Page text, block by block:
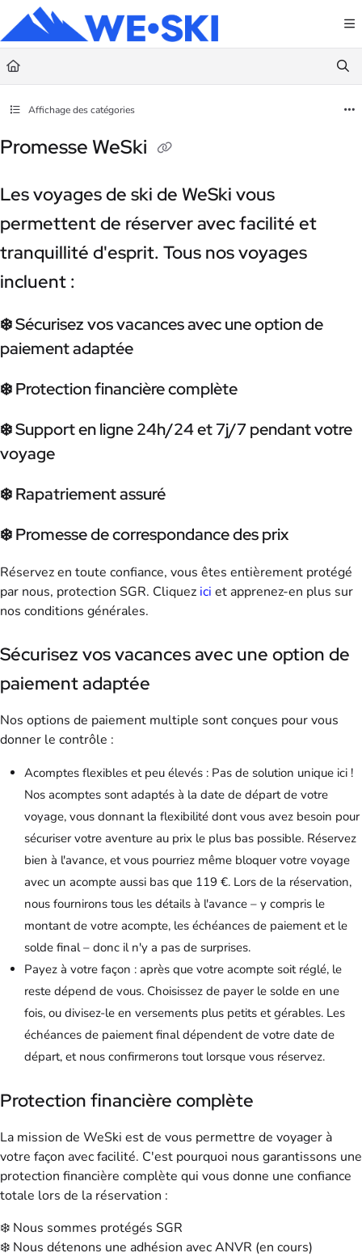
Documentation Index
Fetch the complete documentation index at: https://terms.weski.com/llms.txt
Use this file to discover all available pages before exploring further.
Affichage des catégories
Promesse WeSki
Les voyages de ski de WeSki vous
permettent de réserver avec facilité et
tranquillité d'esprit. Tous nos voyages
incluent :
❄️ Sécurisez vos vacances avec une option de
paiement adaptée
❄️ Protection financière complète
❄️ Support en ligne 24h/24 et 7j/7 pendant votre
voyage
❄️ Rapatriement assuré
❄️ Promesse de correspondance des prix
Réservez en toute confiance, vous êtes entièrement protégé
par nous, protection SGR. Cliquez ici et apprenez-en plus sur
nos conditions générales.
Sécurisez vos vacances avec une option de
paiement adaptée
Nos options de paiement multiple sont conçues pour vous
donner le contrôle :
Acomptes flexibles et peu élevés : Pas de solution unique ici !
Nos acomptes sont adaptés à la date de départ de votre
voyage, vous donnant la flexibilité dont vous avez besoin pour
sécuriser votre aventure au prix le plus bas possible. Réservez
bien à l'avance, et vous pourriez même bloquer votre voyage
avec un acompte aussi bas que 119 €. Lors de la réservation,
nous fournirons tous les détails à l'avance – y compris le
montant de votre acompte, les échéances de paiement et le
solde final – donc il n'y a pas de surprises.
Payez à votre façon : après que votre acompte soit réglé, le
reste dépend de vous. Choisissez de payer le solde en une
fois, ou divisez-le en versements plus petits et gérables. Les
échéances de paiement final dépendent de votre date de
départ, et nous confirmerons tout lorsque vous réservez.
Protection financière complète
La mission de WeSki est de vous permettre de voyager à
votre façon avec facilité. C'est pourquoi nous garantissons une
protection financière complète qui vous donne une confiance
totale lors de la réservation :
❄️ Nous sommes protégés SGR
❄️ Nous détenons une adhésion avec ANVR (en cours)